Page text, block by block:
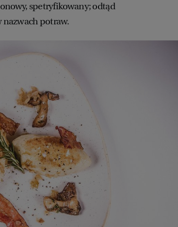
spetryfikowany; odtąd
nazwach potraw.